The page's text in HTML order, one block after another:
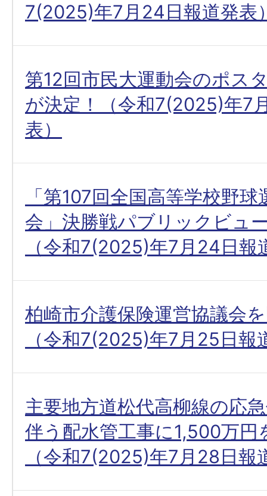
7(2025)年7月24日報道発表
第12回市民大運動会のポス
が決定！（令和7(2025)年7
表）
「第107回全国高等学校野
会」決勝戦パブリックビュ
（令和7(2025)年7月24日報
柏崎市介護保険運営協議会
（令和7(2025)年7月25日報
主要地方道松代高柳線の応
伴う配水管工事に1,500万円
（令和7(2025)年7月28日報